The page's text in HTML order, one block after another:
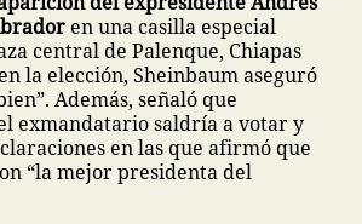
en una casilla especial
central de Palenque, Chiapas
la elección, Sheinbaum aseguró
Además, señaló que
exmandatario saldría a votar y
en las que afirmó que
“la mejor presidenta del